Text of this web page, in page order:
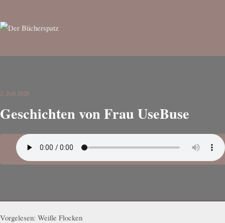
2. Juli 2020
Geschichten von Frau UseBuse
Vorgelesen: Weiße Flocken